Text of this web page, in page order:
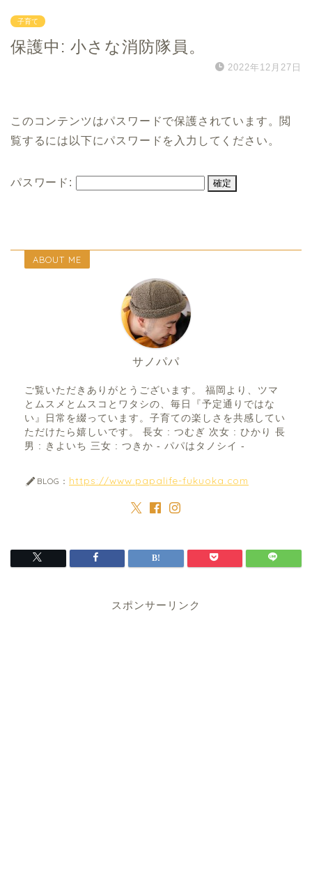
子育て
保護中: 小さな消防隊員。
2022年12月27日
このコンテンツはパスワードで保護されています。閲
覧するには以下にパスワードを入力してください。
パスワード:
ABOUT ME
サノパパ
ご覧いただきありがとうございます。 福岡より、ツマ
とムスメとムスコとワタシの、毎日『予定通りではな
い』日常を綴っています。子育ての楽しさを共感してい
ただけたら嬉しいです。 長女 : つむぎ 次女 : ひかり 長
男 : きよいち 三女 : つきか - パパはタノシイ -
BLOG： https://www.papalife-fukuoka.com
スポンサーリンク